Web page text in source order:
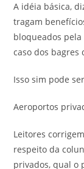
A idéia básica,
tragam
bloqueados pela
caso dos bagres
Isso sim pode
Aeroportos
Leitores
respeito da
privados, qual o